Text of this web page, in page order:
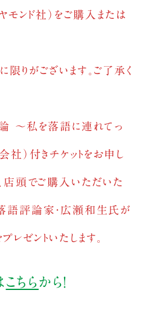
モンド社）をご購入または
りがございます。ご了承く
〜私を落語に連れてっ
社）付きチケットをお申し
店頭でご購入いただいた
語評論家・広瀬和生氏が
ゼントいたします。
こちらから！